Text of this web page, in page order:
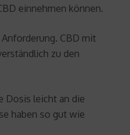
einnehmen können.
CBD mit
zu den
Dosis leicht an die
haben so gut wie